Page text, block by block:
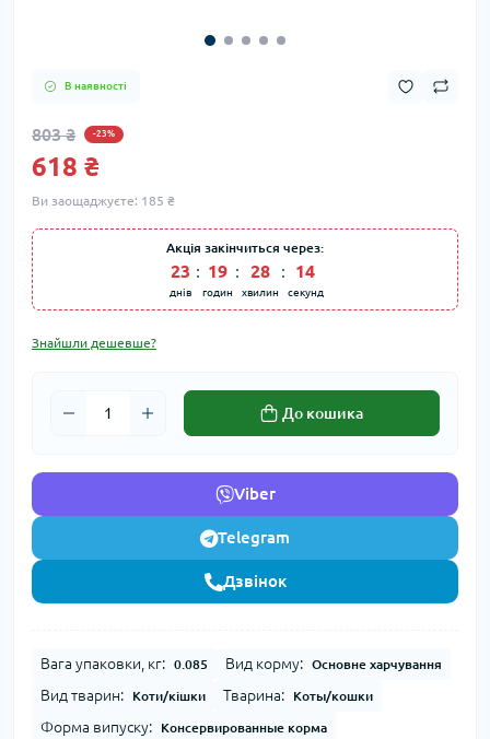
В наявності
803 ₴ -23%
618 ₴
Ви заощаджуєте: 185 ₴
Акція закінчиться через:
23
днів
: 19
годин
: 28
хвилин
: 14
секунд
Знайшли дешевше?
До кошика
Viber
Telegram
Дзвінок
Вага упаковки, кг: 0.085 Вид корму: Основне харчування
Вид тварин: Коти/кішки Тварина: Коты/кошки
Форма випуску: Консервированные корма